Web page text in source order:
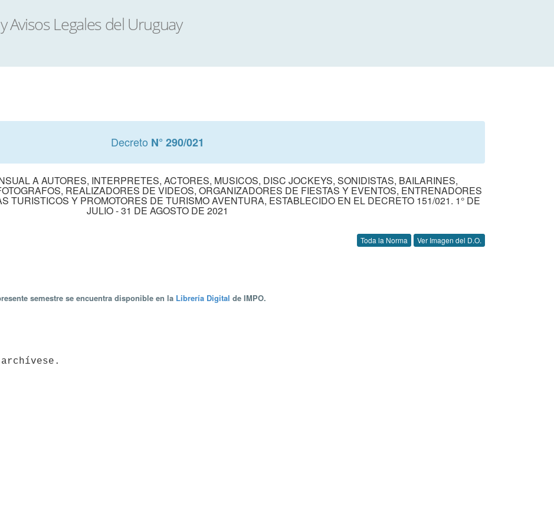
Decreto N° 290/021
A AUTORES, INTERPRETES, ACTORES, MUSICOS, DISC JOCKEYS, SONIDISTAS, BAILARINES,
REALIZADORES DE VIDEOS, ORGANIZADORES DE FIESTAS Y EVENTOS, ENTRENADORES
TURISTICOS Y PROMOTORES DE TURISMO AVENTURA, ESTABLECIDO EN EL DECRETO 151/021. 1° DE
JULIO - 31 DE AGOSTO DE 2021
Toda la Norma Ver Imagen del D.O.
semestre se encuentra disponible en la Librería Digital de IMPO.